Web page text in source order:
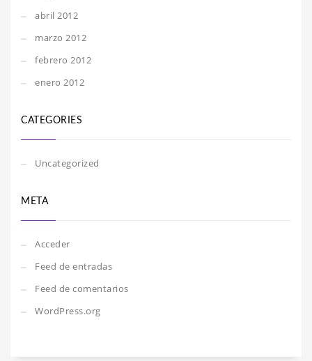
abril 2012
marzo 2012
febrero 2012
enero 2012
CATEGORIES
Uncategorized
META
Acceder
Feed de entradas
Feed de comentarios
WordPress.org